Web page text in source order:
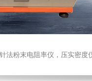
实密度仪，炭块电阻率测定仪，振实密度仪，比